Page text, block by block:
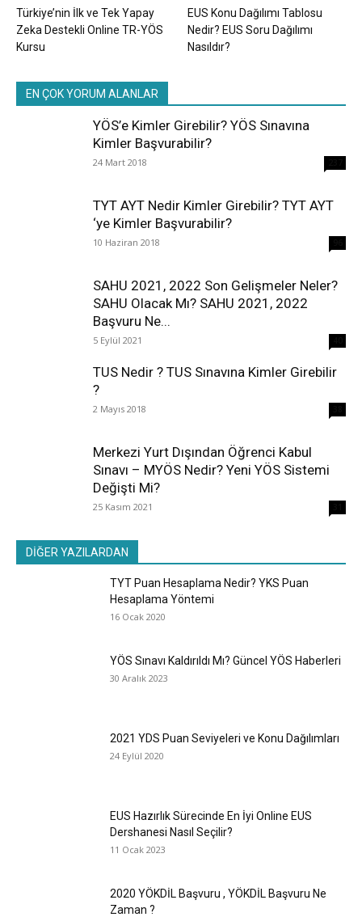
Türkiye’nin İlk ve Tek Yapay
Zeka Destekli Online TR-YÖS
Kursu
EUS Konu Dağılımı Tablosu
Nedir? EUS Soru Dağılımı
Nasıldır?
EN ÇOK YORUM ALANLAR
YÖS’e Kimler Girebilir? YÖS Sınavına
Kimler Başvurabilir?
24 Mart 2018
TYT AYT Nedir Kimler Girebilir? TYT AYT
‘ye Kimler Başvurabilir?
10 Haziran 2018
SAHU 2021, 2022 Son Gelişmeler Neler?
SAHU Olacak Mı? SAHU 2021, 2022
Başvuru Ne...
5 Eylül 2021
TUS Nedir ? TUS Sınavına Kimler Girebilir
?
2 Mayıs 2018
Merkezi Yurt Dışından Öğrenci Kabul
Sınavı – MYÖS Nedir? Yeni YÖS Sistemi
Değişti Mi?
25 Kasım 2021
DİĞER YAZILARDAN
TYT Puan Hesaplama Nedir? YKS Puan
Hesaplama Yöntemi
16 Ocak 2020
YÖS Sınavı Kaldırıldı Mı? Güncel YÖS Haberleri
30 Aralık 2023
2021 YDS Puan Seviyeleri ve Konu Dağılımları
24 Eylül 2020
EUS Hazırlık Sürecinde En İyi Online EUS
Dershanesi Nasıl Seçilir?
11 Ocak 2023
2020 YÖKDİL Başvuru , YÖKDİL Başvuru Ne
Zaman ?